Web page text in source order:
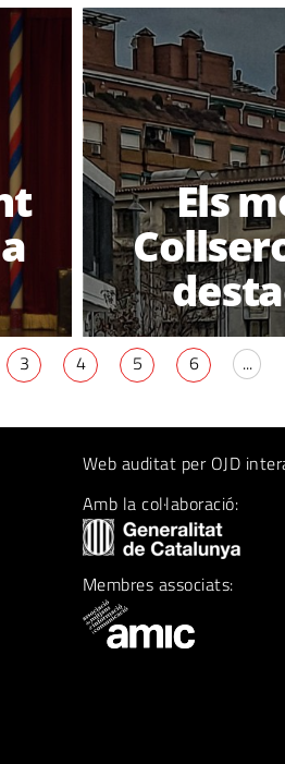
Els
3 4 5 6 ...
Web auditat per OJD
Amb la col·laboració:
Membres associats: